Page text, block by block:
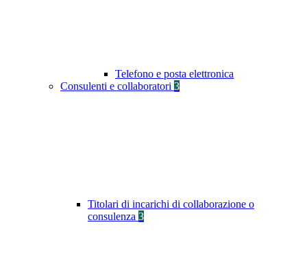
Telefono e posta elettronica
Consulenti e collaboratori 3
Titolari di incarichi di collaborazione o
consulenza 3